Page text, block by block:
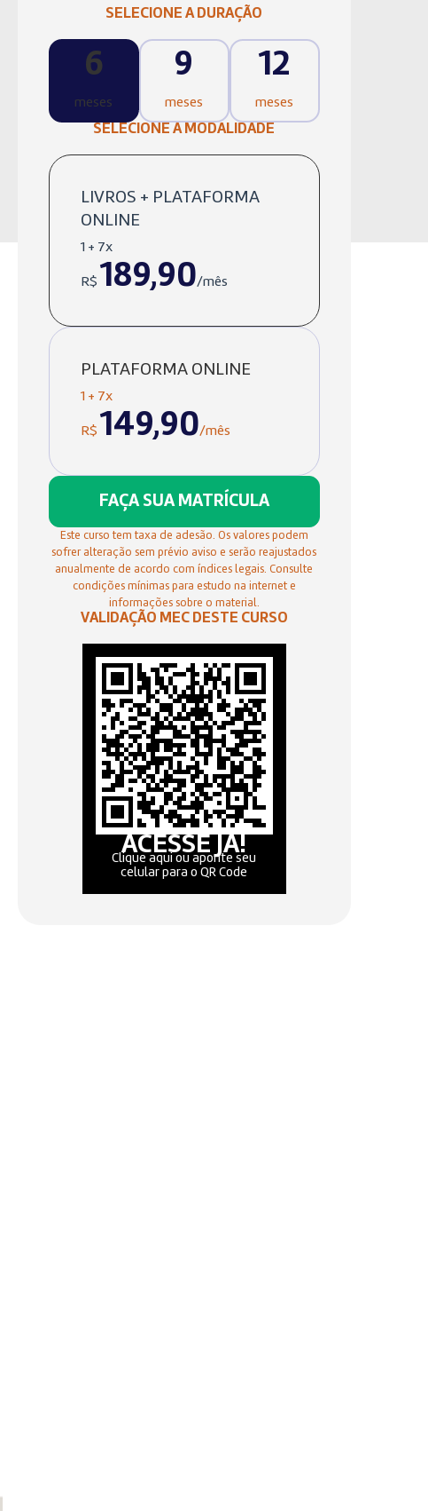
SELECIONE A DURAÇÃO
6
meses
9
meses
12
meses
SELECIONE A MODALIDADE
LIVROS + PLATAFORMA
ONLINE
1 + 7x
R$ 189,90/mês
PLATAFORMA ONLINE
1 + 7x
R$ 149,90/mês
FAÇA SUA MATRÍCULA
Este curso tem taxa de adesão. Os valores podem
sofrer alteração sem prévio aviso e serão reajustados
anualmente de acordo com índices legais. Consulte
condições mínimas para estudo na internet e
informações sobre o material.
VALIDAÇÃO MEC DESTE CURSO
ACESSE JÁ!
Clique aqui ou aponte seu
celular para o QR Code